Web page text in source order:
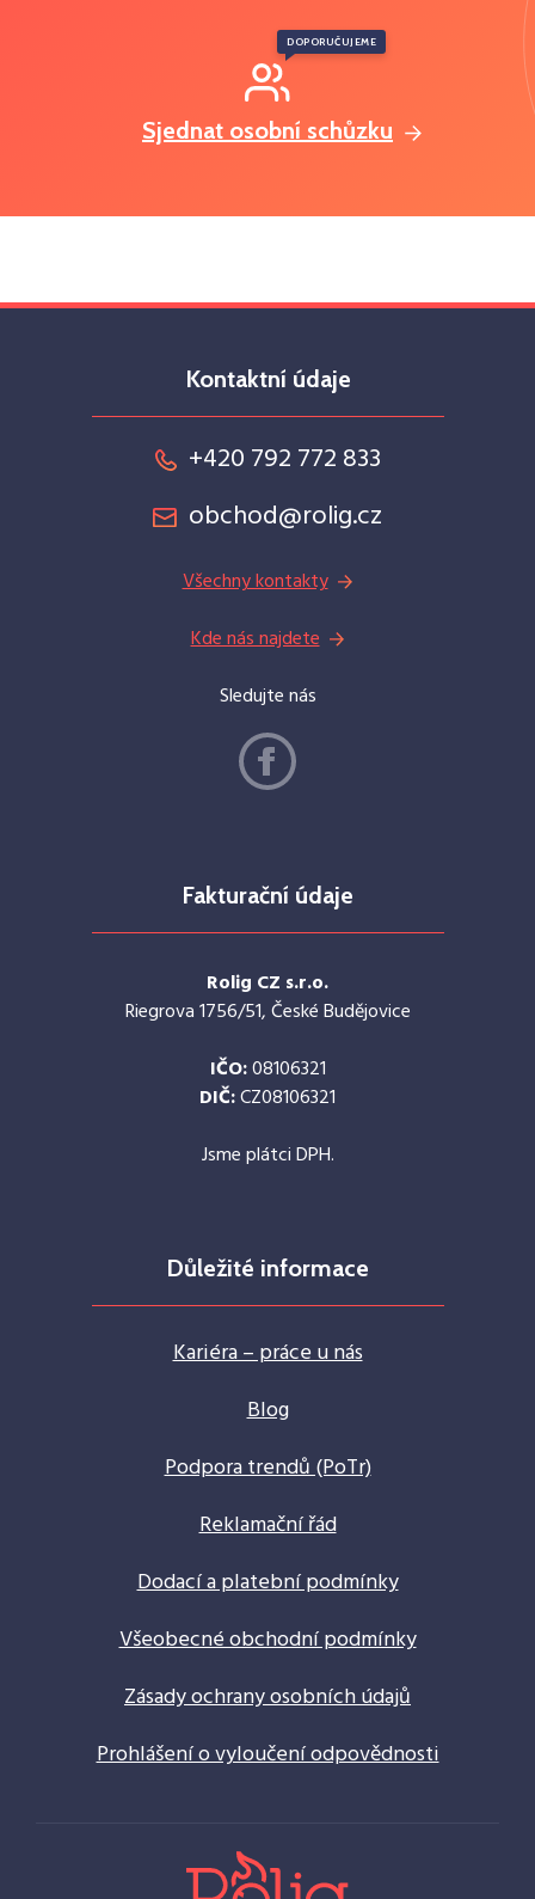
Sjednat osobní schůzku
DOPORUČUJEME
Kontaktní údaje
+420 792 772 833
obchod@rolig.cz
Všechny kontakty
Kde nás najdete
Sledujte nás
Fakturační údaje
Rolig CZ s.r.o.
Riegrova 1756/51, České Budějovice
IČO:08106321
DIČ:CZ08106321
Jsme plátci DPH.
Důležité informace
Kariéra – práce u nás
Blog
Podpora trendů (PoTr)
Reklamační řád
Dodací a platební podmínky
Všeobecné obchodní podmínky
Zásady ochrany osobních údajů
Prohlášení o vyloučení odpovědnosti